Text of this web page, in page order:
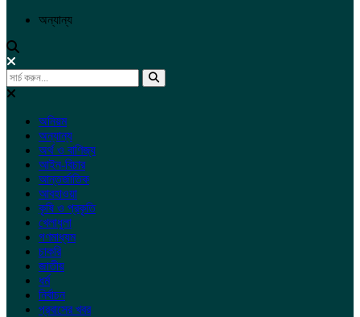
অন্যান্য
অনিয়ম
অন্যান্য
অর্থ ও বাণিজ্য
আইন-বিচার
আন্তর্জাতিক
আবহাওয়া
কৃষি ও প্রকৃতি
খেলাধুলা
গণমাধ্যম
চাকরি
জাতীয়
ধর্ম
নির্বাচন
প্রবাসের খবর